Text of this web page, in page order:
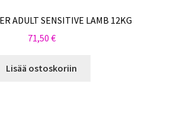
ADULT SENSITIVE LAMB 12KG
71,50 €
Lisää ostoskoriin